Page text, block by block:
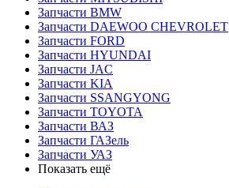
Запчасти BMW
Запчасти DAEWOO CHEVROLET
Запчасти FORD
Запчасти HYUNDAI
Запчасти JAC
Запчасти KIA
Запчасти SSANGYONG
Запчасти TOYOTA
Запчасти ВАЗ
Запчасти ГАЗель
Запчасти УАЗ
Показать ещё